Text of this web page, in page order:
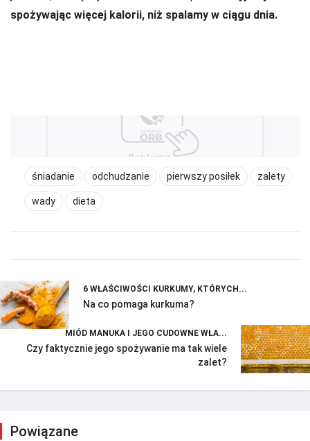
spożywając więcej kalorii, niż spalamy w ciągu dnia.
śniadanie odchudzanie pierwszy posiłek zalety
wady dieta
6 WŁAŚCIWOŚCI KURKUMY, KTÓRYCH...
Na co pomaga kurkuma?
MIÓD MANUKA I JEGO CUDOWNE WŁA...
Czy faktycznie jego spożywanie ma tak wiele
zalet?
Powiązane